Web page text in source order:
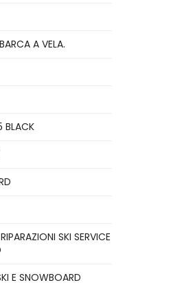
A VELA.
BLACK
SKI SERVICE
E SNOWBOARD